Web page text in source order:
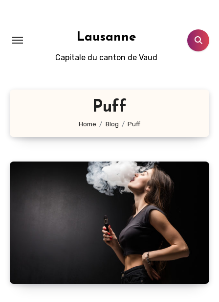
Lausanne
Capitale du canton de Vaud
Puff
Home Blog Puff